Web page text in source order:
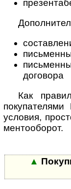
договора
Как
условия,
мен­то­обо­рот.
▲